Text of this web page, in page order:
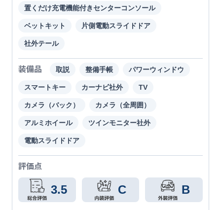
置くだけ充電機能付きセンターコンソール
ベットキット 片側電動スライドドア
社外テール
装備品 取説 整備手帳 パワーウィンドウ
スマートキー カーナビ社外 TV
カメラ（バック） カメラ（全周囲）
アルミホイール ツインモニター社外
電動スライドドア
評価点
3.5 C B